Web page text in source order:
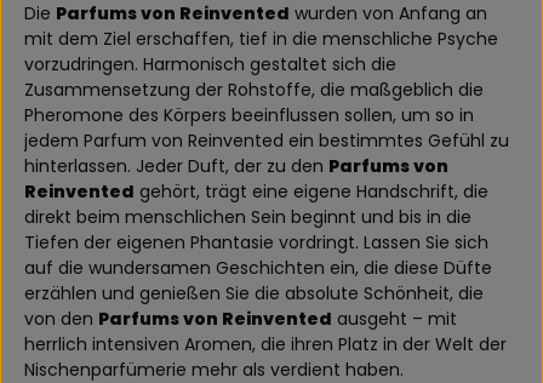
Die Parfums von Reinvented wurden von Anfang an
mit dem Ziel erschaffen, tief in die menschliche Psyche
vorzudringen. Harmonisch gestaltet sich die
Zusammensetzung der Rohstoffe, die maßgeblich die
Pheromone des Körpers beeinflussen sollen, um so in
jedem Parfum von Reinvented ein bestimmtes Gefühl zu
hinterlassen. Jeder Duft, der zu den Parfums von
Reinvented gehört, trägt eine eigene Handschrift, die
direkt beim menschlichen Sein beginnt und bis in die
Tiefen der eigenen Phantasie vordringt. Lassen Sie sich
auf die wundersamen Geschichten ein, die diese Düfte
erzählen und genießen Sie die absolute Schönheit, die
von den Parfums von Reinvented ausgeht – mit
herrlich intensiven Aromen, die ihren Platz in der Welt der
Nischenparfümerie mehr als verdient haben.